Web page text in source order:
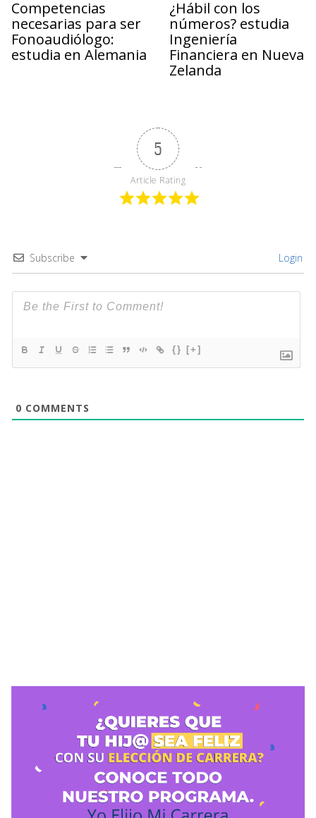
Competencias
necesarias para ser
Fonoaudiólogo:
estudia en Alemania
¿Hábil con los
números? estudia
Ingeniería
Financiera en Nueva
Zelanda
5
Article Rating
Subscribe Login
{} [+]
0 COMMENTS